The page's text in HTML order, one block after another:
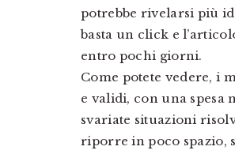
potrebbe rivelarsi più
basta un click e
entro pochi giorni.
Come potete vedere, i
e validi, con una spesa
svariate situazioni
riporre in poco spazio,